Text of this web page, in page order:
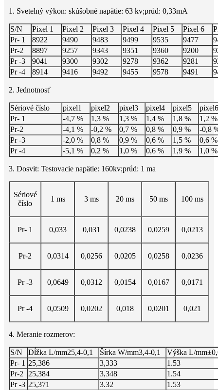
1. Svetelný výkon: skúšobné napätie: 63 kv;prúd: 0,33mA
S/N Pixel 1 Pixel 2 Pixel 3 Pixel 4 Pixel 5 Pixel 6
Pr- 1
8922 9490 9483 9499 9535 9477
Pr-2
8897 9257 9343 9351 9360 9200
Pr -3
9041 9300 9302 9278 9362 9281
Pr -4
8914 9416 9492 9455 9578 9491
2. Jednotnosť
Sériové číslo pixel1 pixel2 pixel3 pixel4 pixel5
pixel6
Pr- 1
-4,7 % 1,3 % 1,3 % 1,4 % 1,8 %
1,2 %
Pr-2
-4,1 % -0,2 % 0,7 % 0,8 % 0,9 %
-0,8
Pr -3
-2,0 % 0,8 % 0,9 % 0,6 % 1,5 %
0,6 %
Pr -4
-5,1 % 0,2 % 1,0 % 0,6 % 1,9 % 1,0 %
3. Dosvit: Testovacie napätie: 160kv;prúd: 1 ma
Sériové
číslo
1 ms 3 ms 20 ms 50 ms 100 ms
Pr- 1 0,033 0,031 0,0238 0,0259 0,0213
Pr-2 0,0314 0,0256 0,0205 0,0258 0,0236
Pr -3 0,0649 0,0312 0,0154 0,0167 0,0171
Pr -4 0,0509 0,0202 0,018 0,0201 0,021
4. Meranie rozmerov:
S/N Dĺžka L/mm25,4-0,1 Šírka W/mm3,4-0,1
Výška L/
Pr- 1 25,386 3,333
1.53
Pr-2
25,384 3,348
1.54
Pr -3 25,371 3.32
1.53